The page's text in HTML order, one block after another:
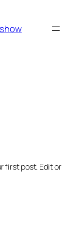
first post. Edit or